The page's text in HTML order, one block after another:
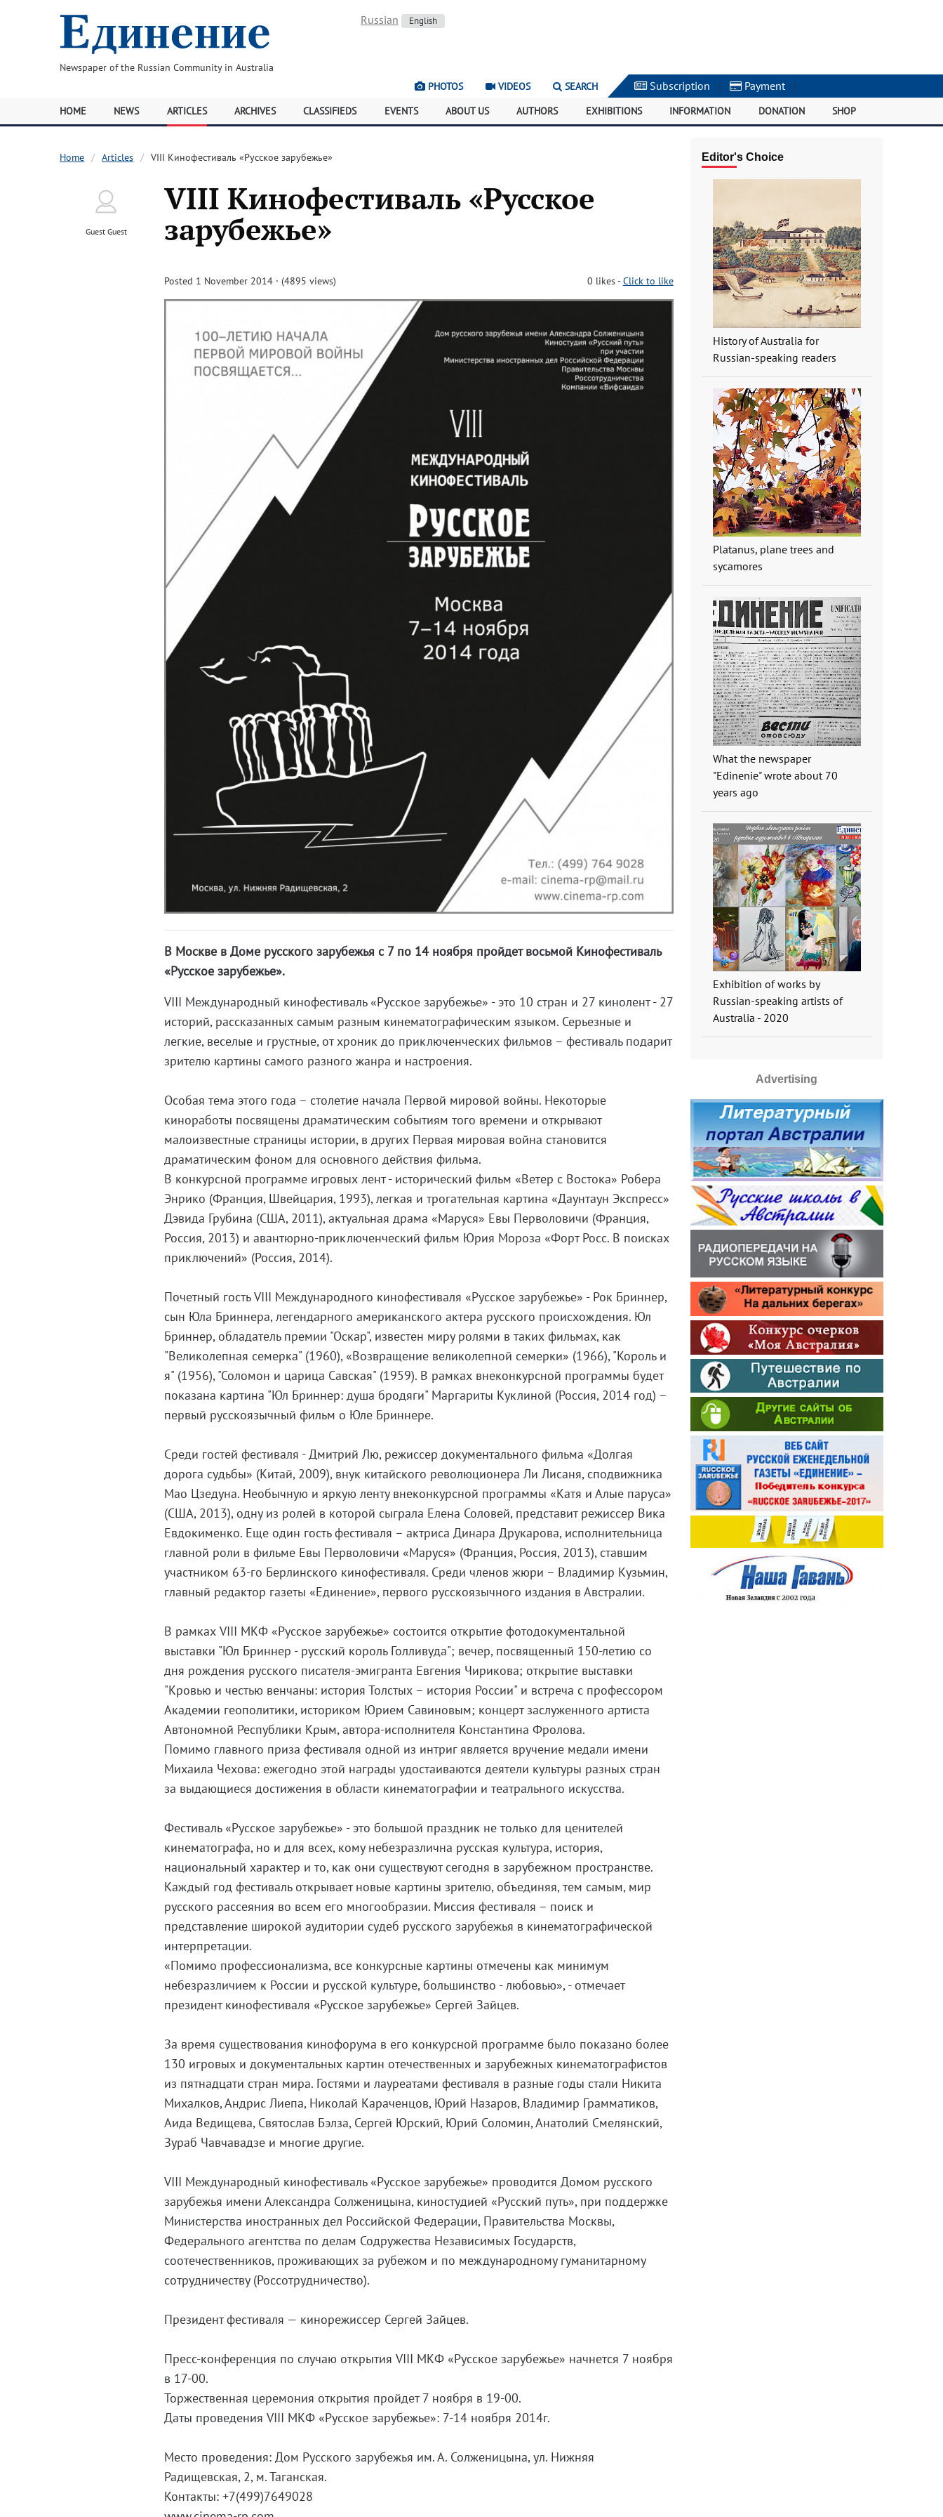
Newspaper of the Russian Community in Australia
Russian English
PHOTOS VIDEOS SEARCH Subscription | Payment |
HOME NEWS ARTICLES ARCHIVES CLASSIFIEDS EVENTS ABOUT US AUTHORS EXHIBITIONS INFORMATION DONATION SHOP
Home Articles VIII Кинофестиваль «Русское зарубежье»
Guest Guest
VIII Кинофестиваль «Русское
зарубежье»
Posted 1 November 2014 · (4895 views) 0 likes-Click to like
В Москве в Доме русского зарубежья с 7 по 14 ноября пройдет восьмой Кинофестиваль
«Русское зарубежье».
VIII Международный кинофестиваль «Русское зарубежье» - это 10 стран и 27 кинолент - 27
историй, рассказанных самым разным кинематографическим языком. Серьезные и
легкие, веселые и грустные, от хроник до приключенческих фильмов – фестиваль подарит
зрителю картины самого разного жанра и настроения.
Особая тема этого года – столетие начала Первой мировой войны. Некоторые
киноработы посвящены драматическим событиям того времени и открывают
малоизвестные страницы истории, в других Первая мировая война становится
драматическим фоном для основного действия фильма.
В конкурсной программе игровых лент - исторический фильм «Ветер с Востока» Робера
Энрико (Франция, Швейцария, 1993), легкая и трогательная картина «Даунтаун Экспресс»
Дэвида Грубина (США, 2011), актуальная драма «Маруся» Евы Перволовичи (Франция,
Россия, 2013) и авантюрно-приключенческий фильм Юрия Мороза «Форт Росс. В поисках
приключений» (Россия, 2014).
Почетный гость VIII Международного кинофестиваля «Русское зарубежье» - Рок Бриннер,
сын Юла Бриннера, легендарного американского актера русского происхождения. Юл
Бриннер, обладатель премии "Оскар", известен миру ролями в таких фильмах, как
"Великолепная семерка" (1960), «Возвращение великолепной семерки» (1966), "Король и
я" (1956), "Соломон и царица Савская" (1959). В рамках внеконкурсной программы будет
показана картина "Юл Бриннер: душа бродяги" Маргариты Куклиной (Россия, 2014 год) –
первый русскоязычный фильм о Юле Бриннере.
Среди гостей фестиваля - Дмитрий Лю, режиссер документального фильма «Долгая
дорога судьбы» (Китай, 2009), внук китайского революционера Ли Лисаня, сподвижника
Мао Цзедуна. Необычную и яркую ленту внеконкурсной программы «Катя и Алые паруса»
(США, 2013), одну из ролей в которой сыграла Елена Соловей, представит режиссер Вика
Евдокименко. Еще один гость фестиваля – актриса Динара Друкарова, исполнительница
главной роли в фильме Евы Перволовичи «Маруся» (Франция, Россия, 2013), ставшим
участником 63-го Берлинского кинофестиваля. Среди членов жюри – Владимир Кузьмин,
главный редактор газеты «Единение», первого русскоязычного издания в Австралии.
В рамках VIII МКФ «Русское зарубежье» состоится открытие фотодокументальной
выставки "Юл Бриннер - русский король Голливуда"; вечер, посвященный 150-летию со
дня рождения русского писателя-эмигранта Евгения Чирикова; открытие выставки
"Кровью и честью венчаны: история Толстых – история России" и встреча с профессором
Академии геополитики, историком Юрием Савиновым; концерт заслуженного артиста
Автономной Республики Крым, автора-исполнителя Константина Фролова.
Помимо главного приза фестиваля одной из интриг является вручение медали имени
Михаила Чехова: ежегодно этой награды удостаиваются деятели культуры разных стран
за выдающиеся достижения в области кинематографии и театрального искусства.
Фестиваль «Русское зарубежье» - это большой праздник не только для ценителей
кинематографа, но и для всех, кому небезразлична русская культура, история,
национальный характер и то, как они существуют сегодня в зарубежном пространстве.
Каждый год фестиваль открывает новые картины зрителю, объединяя, тем самым, мир
русского рассеяния во всем его многообразии. Миссия фестиваля – поиск и
представление широкой аудитории судеб русского зарубежья в кинематографической
интерпретации.
«Помимо профессионализма, все конкурсные картины отмечены как минимум
небезразличием к России и русской культуре, большинство - любовью», - отмечает
президент кинофестиваля «Русское зарубежье» Сергей Зайцев.
За время существования кинофорума в его конкурсной программе было показано более
130 игровых и документальных картин отечественных и зарубежных кинематографистов
из пятнадцати стран мира. Гостями и лауреатами фестиваля в разные годы стали Никита
Михалков, Андрис Лиепа, Николай Караченцов, Юрий Назаров, Владимир Грамматиков,
Аида Ведищева, Святослав Бэлза, Сергей Юрский, Юрий Соломин, Анатолий Смелянский,
Зураб Чавчавадзе и многие другие.
VIII Международный кинофестиваль «Русское зарубежье» проводится Домом русского
зарубежья имени Александра Солженицына, киностудией «Русский путь», при поддержке
Министерства иностранных дел Российской Федерации, Правительства Москвы,
Федерального агентства по делам Содружества Независимых Государств,
соотечественников, проживающих за рубежом и по международному гуманитарному
сотрудничеству (Россотрудничество).
Президент фестиваля — кинорежиссер Сергей Зайцев.
Пресс-конференция по случаю открытия VIII МКФ «Русское зарубежье» начнется 7 ноября
в 17-00.
Торжественная церемония открытия пройдет 7 ноября в 19-00.
Даты проведения VIII МКФ «Русское зарубежье»: 7-14 ноября 2014г.
Место проведения: Дом Русского зарубежья им. А. Солженицына, ул. Нижняя
Радищевская, 2, м. Таганская.
Контакты: +7(499)7649028
Editor's Choice
History of Australia for
Russian-speaking readers
Platanus, plane trees and
sycamores
What the newspaper
"Edinenie" wrote about 70
years ago
Exhibition of works by
Russian-speaking artists of
Australia - 2020
Advertising